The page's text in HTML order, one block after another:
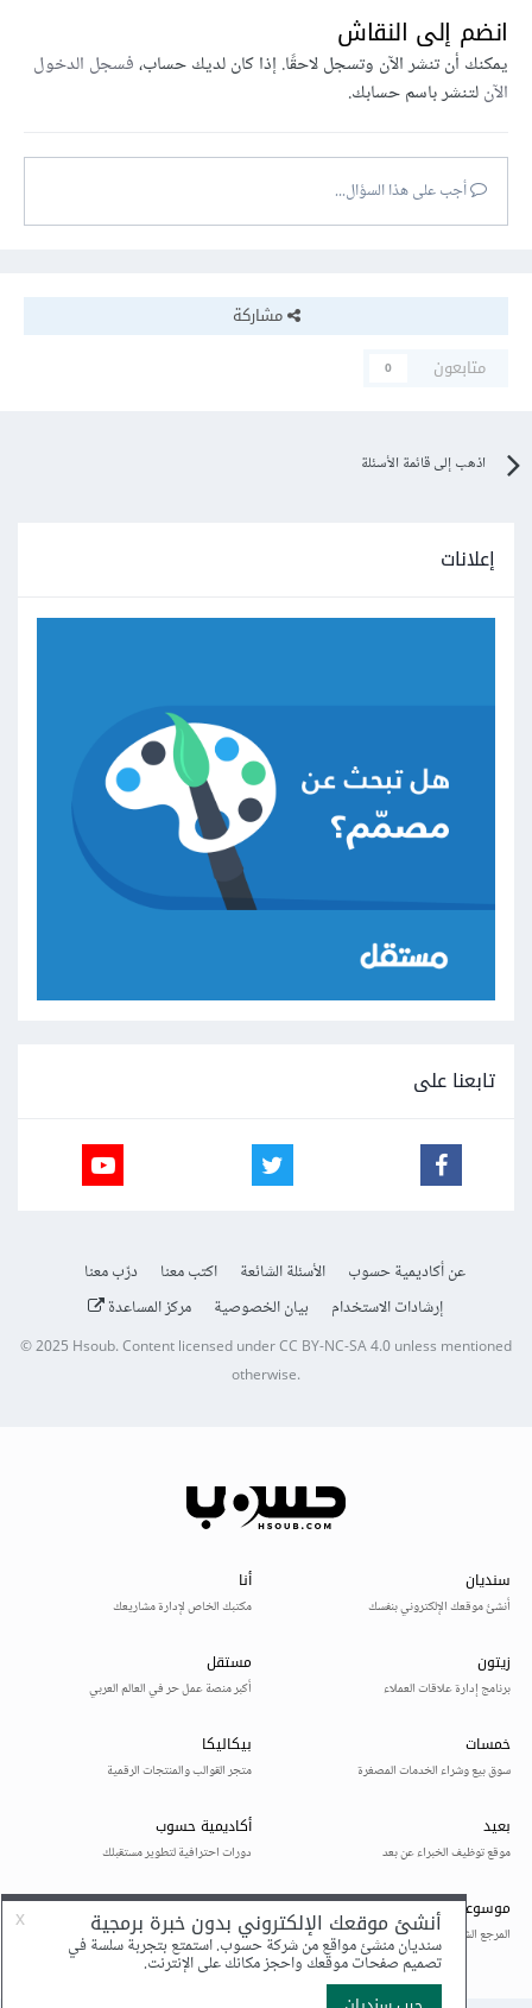
انضم إلى النقاش
يمكنك أن تنشر الآن وتسجل لاحقًا. إذا كان لديك حساب،فسجل الدخول
الآنلتنشر باسم حسابك.
أجب على هذا السؤال...
مشاركة
متابعون
0
اذهب إلى قائمة الأسئلة
إعلانات
تابعنا على
عن أكاديمية حسوب الأسئلة الشائعة اكتب معنا
درّب معنا
إرشادات الاستخدام
بيان الخصوصية مركز المساعدة
© 2025Hsoub.Content licensed underCC BY-NC-SA 4.0unless mentioned
otherwise.